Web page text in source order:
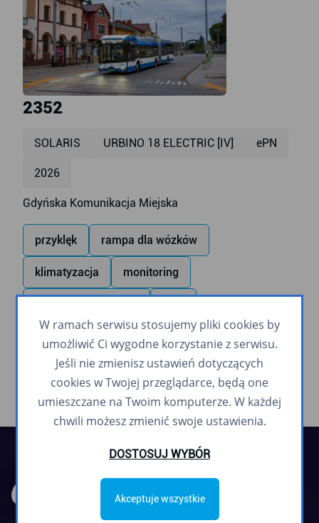
2352
SOLARIS URBINO 18 ELECTRIC [IV] ePN
2026
Gdyńska Komunikacja Miejska
przyklęk rampa dla wózków
klimatyzacja monitoring
zapowiadanie głosowe
W ramach serwisu stosujemy pliki cookies by
umożliwić Ci wygodne korzystanie z serwisu.
Jeśli nie zmienisz ustawień dotyczących
cookies w Twojej przeglądarce, będą one
umieszczane na Twoim komputerze. W każdej
chwili możesz zmienić swoje ustawienia.
DOSTOSUJ WYBÓR
Akceptuje wszystkie